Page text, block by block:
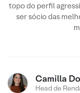
topo do perfil
ser sócio das
Camilla
Head de